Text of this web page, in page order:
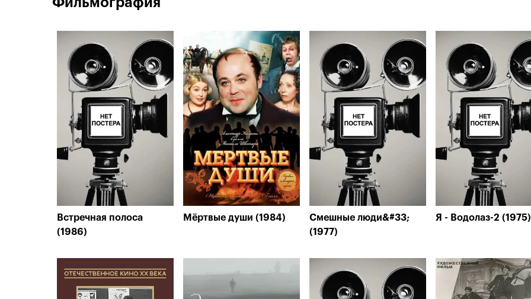
Встречная полоса
(1986)
Мёртвые души (1984)
Смешные люди&#33;
(1977)
Я - Водолаз-2 (1975)